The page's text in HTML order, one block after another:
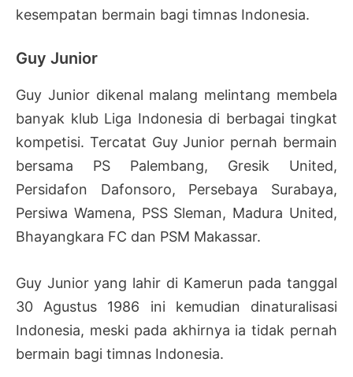
kesempatan bermain bagi timnas Indonesia.
Guy Junior
Guy Junior dikenal malang melintang membela
banyak klub Liga Indonesia di berbagai tingkat
kompetisi. Tercatat Guy Junior pernah bermain
bersama PS Palembang, Gresik United,
Persidafon Dafonsoro, Persebaya Surabaya,
Persiwa Wamena, PSS Sleman, Madura United,
Bhayangkara FC dan PSM Makassar.
Guy Junior yang lahir di Kamerun pada tanggal
30 Agustus 1986 ini kemudian dinaturalisasi
Indonesia, meski pada akhirnya ia tidak pernah
bermain bagi timnas Indonesia.